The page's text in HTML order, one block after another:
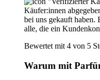
Käufer:innen
bei uns gekauft haben.
alle, die ein
Bewertet mit 4 von 5
Warum mit